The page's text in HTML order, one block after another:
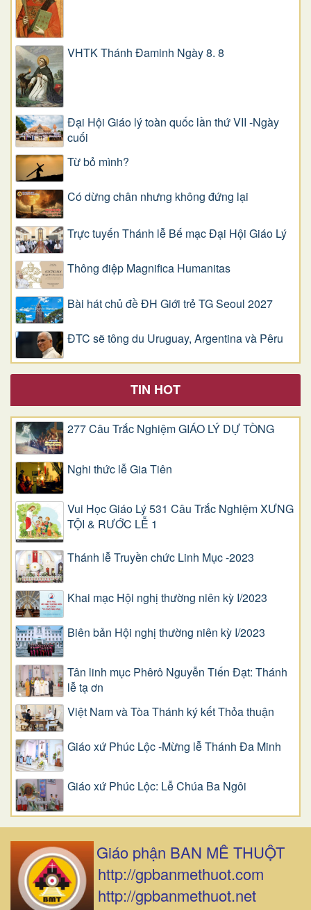
VHTK Thánh Đaminh Ngày 8. 8
Đại Hội Giáo lý toàn quốc lần thứ VII -Ngày
cuối
Từ bỏ mình?
Có dừng chân nhưng không đứng lại
Trực tuyến Thánh lễ Bế mạc Đại Hội Giáo Lý
Thông điệp Magnifica Humanitas
Bài hát chủ đề ĐH Giới trẻ TG Seoul 2027
ĐTC sẽ tông du Uruguay, Argentina và Pêru
TIN HOT
277 Câu Trắc Nghiệm GIÁO LÝ DỰ TÒNG
Nghi thức lễ Gia Tiên
Vui Học Giáo Lý 531 Câu Trắc Nghiệm XƯNG
TỘI & RƯỚC LỄ 1
Thánh lễ Truyền chức Linh Mục -2023
Khai mạc Hội nghị thường niên kỳ I/2023
Biên bản Hội nghị thường niên kỳ I/2023
Tân linh mục Phêrô Nguyễn Tiến Đạt: Thánh
lễ tạ ơn
Việt Nam và Tòa Thánh ký kết Thỏa thuận
Giáo xứ Phúc Lộc -Mừng lễ Thánh Đa Minh
Giáo xứ Phúc Lộc: Lễ Chúa Ba Ngôi
Giáo phận BAN MÊ THUỘT
http://gpbanmethuot.com
http://gpbanmethuot.net